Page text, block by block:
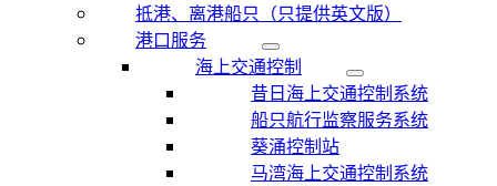
抵港、离港船只（只提供英文版）
港口服务
海上交通控制
昔日海上交通控制系统
船只航行监察服务系统
葵涌控制站
马湾海上交通控制系统